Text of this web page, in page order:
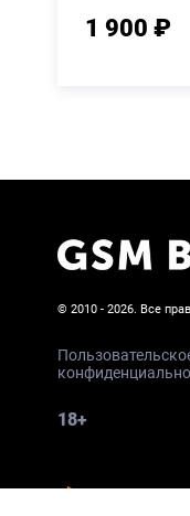
1 900 ₽
© 2010 - 2026. Все
18+